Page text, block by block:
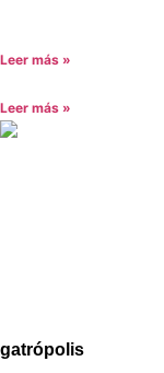
Leer más »
Leer más »
gatrópolis